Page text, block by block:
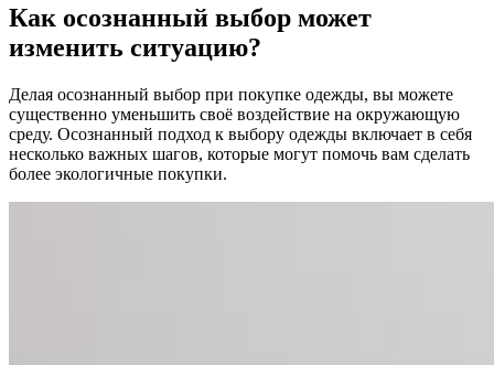
Как осознанный выбор может
изменить ситуацию?
Делая осознанный выбор при покупке одежды, вы можете
существенно уменьшить своё воздействие на окружающую
среду. Осознанный подход к выбору одежды включает в себя
несколько важных шагов, которые могут помочь вам сделать
более экологичные покупки.